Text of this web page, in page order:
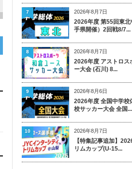
2026年8月7日
2026年度 第55回東
手県開催）2回戦8/7...
7
2026年8月7日
2026年度 アストロス
ー大会 (石川) 8...
8
2026年8月6日
2026年度 全国中学校
校サッカー大会 全国...
9
2026年8月7日
【特集記事追加】
リムカップ(U-15...
10